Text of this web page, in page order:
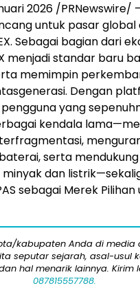
2026 /PRNewswire/
untuk pasar
Sebagai bagian dari
menjadi standar baru
memimpin
Dengan
yang
kendala
serta
dan
sebagai Merek
kabupaten Anda di media
seputar sejarah, asal-usul
hal menarik lainnya. Kirim
087815557788.